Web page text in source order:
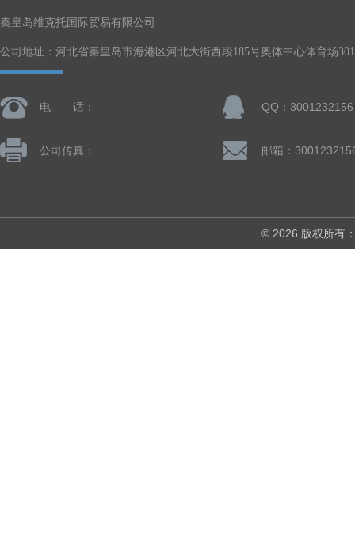
秦皇岛维克托国际贸易有限公司
公司地址：河北省秦皇岛市海港区河北大街西段185号奥体中心体育场
电 话： QQ：3001232156
公司传真： 邮箱：
© 2026 版权所有